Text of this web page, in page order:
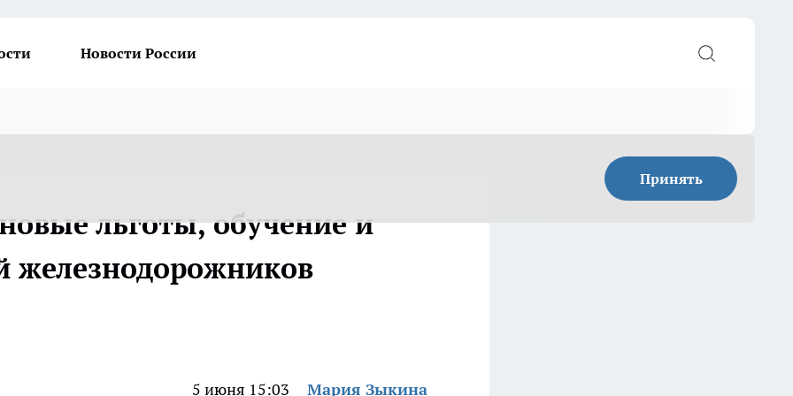
Новости России
Принять
льготы, обучение и
железнодорожников
5 июня 15:03 Мария Зыкина